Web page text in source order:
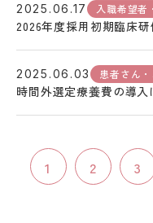
2025.06.17 入職希望者
2026年度採用初期臨床
2025.06.03 患者さん
時間外選定療養費の導入
1 2 3